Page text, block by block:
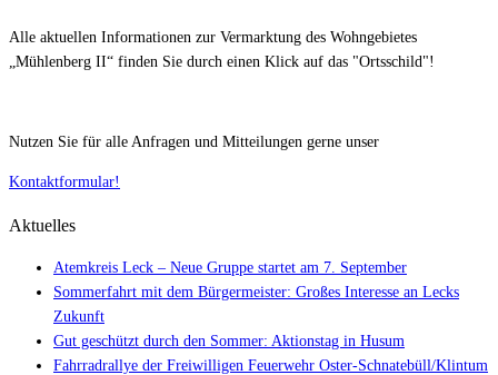
Alle aktuellen Informationen zur Vermarktung des Wohngebietes
„Mühlenberg II“ finden Sie durch einen Klick auf das "Ortsschild"!
Nutzen Sie für alle Anfragen und Mitteilungen gerne unser
Kontaktformular!
Aktuelles
Atemkreis Leck – Neue Gruppe startet am 7. September
Sommerfahrt mit dem Bürgermeister: Großes Interesse an Lecks
Zukunft
Gut geschützt durch den Sommer: Aktionstag in Husum
Fahrradrallye der Freiwilligen Feuerwehr Oster-Schnatebüll/Klintum